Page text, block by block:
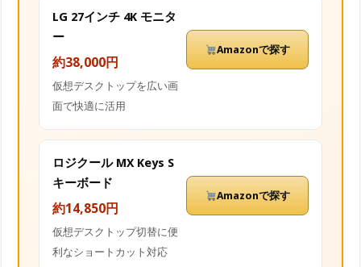
LG 27インチ 4K モニタ
ー
約38,000円
仮想デスクトップを広い画
面で快適に活用
Amazonで探す
ロジクール MX Keys S
キーボード
約14,850円
仮想デスクトップ切替に便
利なショートカット対応
Amazonで探す